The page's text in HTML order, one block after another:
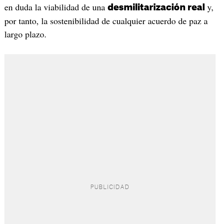
en duda la viabilidad de una desmilitarización real y,
por tanto, la sostenibilidad de cualquier acuerdo de paz a
largo plazo.